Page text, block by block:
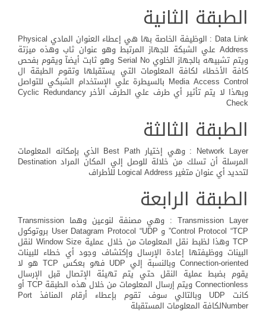
الطبقة الثانية
Data Link : الوظيفة الخاصة بها هي إعطاء العنوان المادي Physical
Address علي الشبكة للجهاز المرتبط وهو عنوان ثاب وهذه ميزتة
ويتم تشبيهه بالجهاز الخلوي Serial No وهو ثابت أيضآ ويقوم بفحص
كافة الأخطاء لكافة المعلومات التي يستقبلها وتقوم الطبقة ال
Media Access Control بالسيطرة علي الإستخدام الشبكي للتواصل
وبهذا لا يتم تأثير أي طرف علي الطرف الأخر Cyclic Redundancy
Check
الطبقة الثالثة
Network Layer : وهي إختيار Best Path الذي بإمكانه المعلومات
المرسلة أن تسلك من خلالة للوصل إلي المكان المراد Destination
لتحديد أي عنوان متغير Logical Address للأطراف
الطبقة الرابعة
Transmission Layer : وهي مصنفة لنوعين وهما Transmission
Control Protocol “TCP” و User Datagram Protocol “UDP بروتوكول
TCP وهذا لظبط نقل المعلومات من خلال عملية Window Size لنقل
البينات ووظيفتها إعادة الإرسال وإكتشاف وجود أي خطاء للبينات
Connection-oriented وبالنسبة إلي UDP فهو بعكس TCP هو لا
يقوم بضبط عملية النقل حتي يتم تهيئة الإتصال قبل الإرسال
Connectionless ويتم إرسال المعلومات من خلال هذه الطبقة TCP أو
كانت UDP وبالتالي سوف تقوم بإعطاء أرقام المنافذ Port
Numberلكافة المعلومات المستقبلة